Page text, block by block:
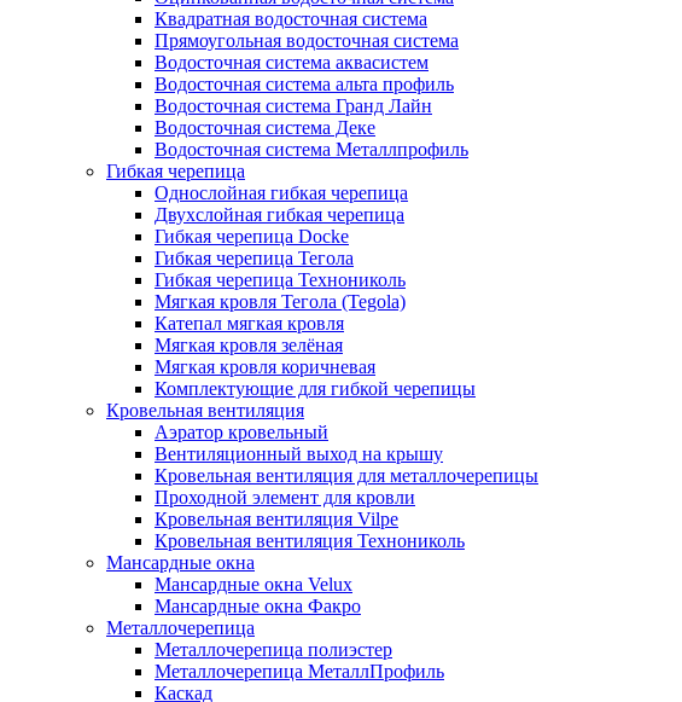
Квадратная водосточная система
Прямоугольная водосточная система
Водосточная система аквасистем
Водосточная система альта профиль
Водосточная система Гранд Лайн
Водосточная система Деке
Водосточная система Металлпрофиль
Гибкая черепица
Однослойная гибкая черепица
Двухслойная гибкая черепица
Гибкая черепица Docke
Гибкая черепица Тегола
Гибкая черепица Технониколь
Мягкая кровля Тегола (Tegola)
Катепал мягкая кровля
Мягкая кровля зелёная
Мягкая кровля коричневая
Комплектующие для гибкой черепицы
Кровельная вентиляция
Аэратор кровельный
Вентиляционный выход на крышу
Кровельная вентиляция для металлочерепицы
Проходной элемент для кровли
Кровельная вентиляция Vilpe
Кровельная вентиляция Технониколь
Мансардные окна
Мансардные окна Velux
Мансардные окна Факро
Металлочерепица
Металлочерепица полиэстер
Металлочерепица МеталлПрофиль
Каскад